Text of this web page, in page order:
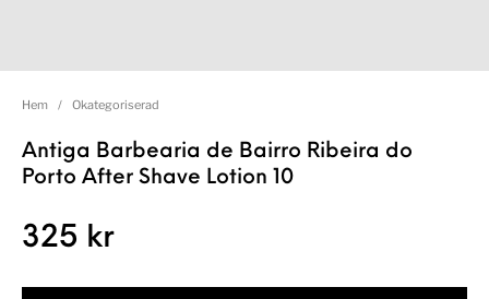
Hem / Okategoriserad
Antiga Barbearia de Bairro Ribeira do
Porto After Shave Lotion 10
325 kr